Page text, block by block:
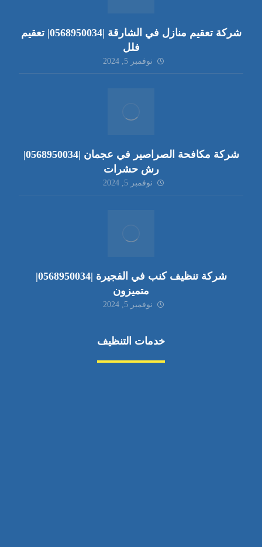
شركة تعقيم منازل في الشارقة |0568950034| تعقيم
فلل
نوفمبر 5, 2024
شركة مكافحة الصراصير في عجمان |0568950034|
رش حشرات
نوفمبر 5, 2024
شركة تنظيف كنب في الفجيرة |0568950034|
متميزون
نوفمبر 5, 2024
خدمات التنظيف